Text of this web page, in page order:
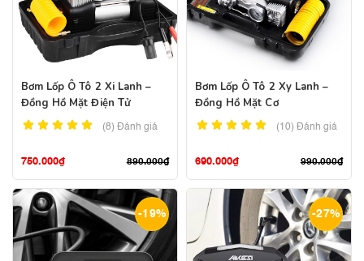
Bơm Lốp Ô Tô 2 Xi Lanh –
Đồng Hồ Mặt Điện Tử
(8)Đánh giá
890.000₫
750.000₫
Bơm Lốp Ô Tô 2 Xy Lanh –
Đồng Hồ Mặt Cơ
(10)Đánh giá
990.000₫
690.000₫
-19% -27%